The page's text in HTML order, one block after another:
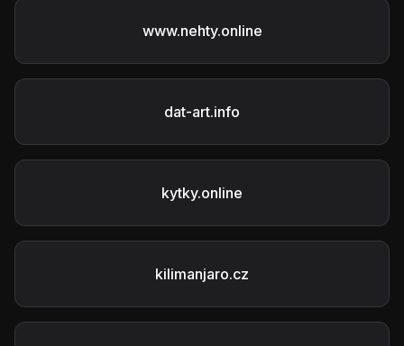
www.nehty.online
dat-art.info
kytky.online
kilimanjaro.cz